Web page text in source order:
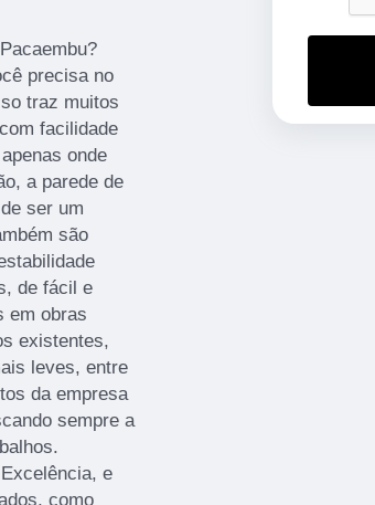
precisa no
traz muitos
facilidade
onde
a parede de
ser um
são
de fácil e
em obras
existentes,
leves, entre
da empresa
sempre a
e
como